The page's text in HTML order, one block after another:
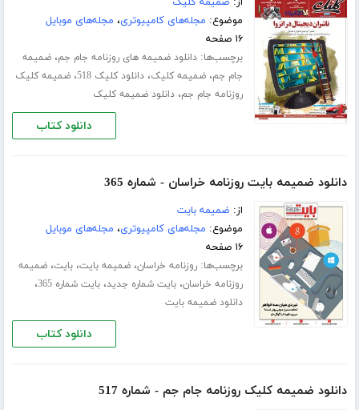
موضوع: مجله‌های کامپیوتری، مجله‌های موبایل
۱۶ صفحه
برچسب‌ها:دانلود ضمیمه های روزنامه جام جم،ضمیمه
جام جم،ضمیمه کلیک،دانلود کلیک 518 ،ضمیمه کلیک
روزنامه جام جم،دانلود ضمیمه کلیک
دانلود کتاب
دانلود ضمیمه بایت روزنامه خراسان - شماره 365
از: ضمیمه بایت
موضوع: مجله‌های کامپیوتری، مجله‌های موبایل
۱۶ صفحه
برچسب‌ها:روزنامه خراسان،ضمیمه بایت،بایت،ضمیمه
روزنامه خراسان،بایت شماره جدید،بایت شماره 365 ،
دانلود ضمیمه بایت
دانلود کتاب
دانلود ضمیمه کلیک روزنامه جام جم - شماره 517